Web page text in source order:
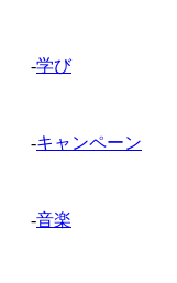
-学び
-キャンペーン
-音楽